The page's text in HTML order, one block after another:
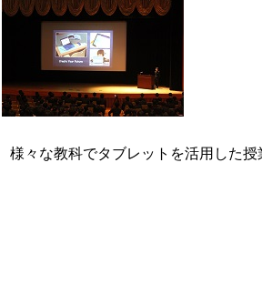
々な教科でタブレットを活用した授